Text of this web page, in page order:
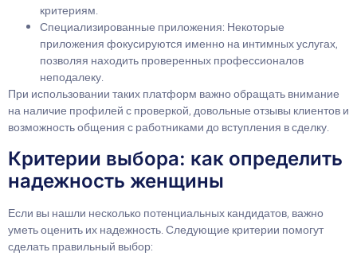
критериям.
Специализированные приложения: Некоторые
приложения фокусируются именно на интимных услугах,
позволяя находить проверенных профессионалов
неподалеку.
При использовании таких платформ важно обращать внимание
на наличие профилей с проверкой, довольные отзывы клиентов и
возможность общения с работниками до вступления в сделку.
Критерии выбора: как определить
надежность женщины
Если вы нашли несколько потенциальных кандидатов, важно
уметь оценить их надежность. Следующие критерии помогут
сделать правильный выбор: